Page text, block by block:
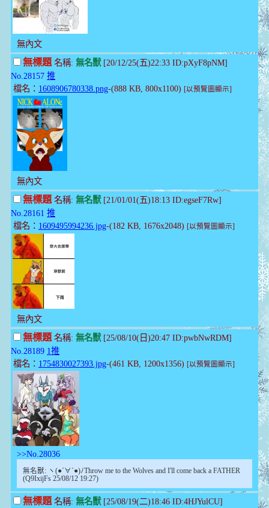
無內文
無標題名稱: 無名獸[20/12/25(五)22:33 ID:pXyF8pNM]
No.28157 推
檔名： 1608906780338.png-(888 KB, 800x1100) [以預覽圖顯示]
無內文
無標題名稱: 無名獸[21/01/01(五)18:13 ID:egseF7Rw]
No.28161 推
檔名： 1609495994236.jpg-(182 KB, 1676x2048) [以預覽圖顯示]
無內文
無標題名稱: 無名獸[25/08/10(日)20:47 ID:pwbNwRDM]
No.28189 1推
檔名： 1754830027393.jpg-(461 KB, 1200x1356) [以預覽圖顯示]
>>No.28036
無名獸: ヽ(●´∀`●)ﾉThrow me to the Wolves and I'll come back a FATHER
(Q9IxijFs 25/08/12 19:27)
無標題名稱: 無名獸[25/08/19(二)18:46 ID:4HJYulCU]